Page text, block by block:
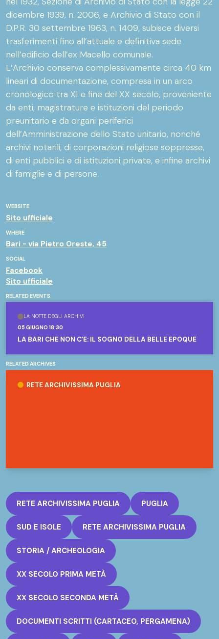
WEBSITE
Sito ufficiale
WHERE
Bari - via Pietro Oreste, 45
SOCIAL
Facebook
Sito ufficiale
RELATED EVENTS
LA NOTTE DEGLI ARCHIVI
05 GIUGNO 18:30
LA BARI CHE NON C’È: IL SOGNO DELLA BELLE ÉPOQUE
RELATED ARCHIVES
RETE ARCHIVISSIMA PUGLIA
RETE ARCHIVISSIMA PUGLIA PUGLIA
SUD E ISOLE RETE ARCHIVISSIMA PUGLIA
STORIA / ARCHEOLOGIA
XX SECOLO PRIMA METÀ
XX SECOLO SECONDA METÀ
DOCUMENTI SCRITTI (CARTACEO, PERGAMENA)
dicembre 1939, n. 2006, e Archivio di Stato con il
D.P.R. 30 settembre 1963, n. 1409, subisce diversi
trasferimenti fino all’attuale e definitiva sede
nell’edificio dell’ex Macello comunale.
L’Archivio conserva complessivamente circa 40 km
lineari di documentazione, compresa in un arco
cronologico tra XI e fine del XX secolo, proveniente
da enti, magistrature e istituzioni del periodo
preunitario e da organi periferici
dell’Amministrazione dello Stato unitario, nonché
archivi notarili, di corporazioni religiose soppresse,
di enti pubblici e di istituzioni private, e infine archivi
di famiglie e di persone.